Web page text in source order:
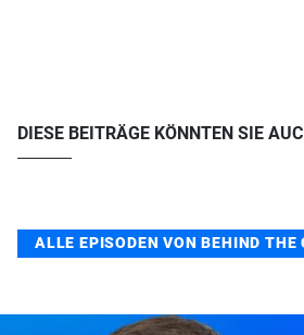
DIESE BEITRÄGE KÖNNTEN SIE
ALLE EPISODEN VON BEHIND THE